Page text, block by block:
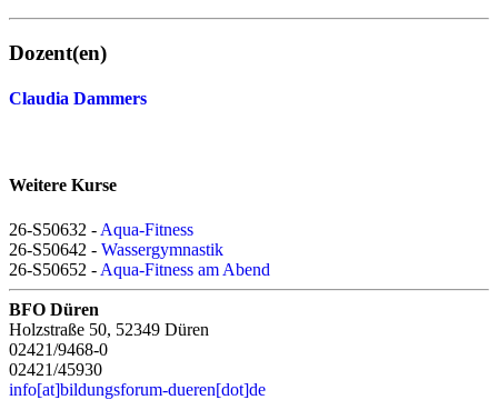
Dozent(en)
Claudia Dammers
Weitere Kurse
26-S50632 - Aqua-Fitness
26-S50642 - Wassergymnastik
26-S50652 - Aqua-Fitness am Abend
BFO Düren
Holzstraße 50, 52349 Düren
02421/9468-0
02421/45930
info[at]bildungsforum-dueren[dot]de